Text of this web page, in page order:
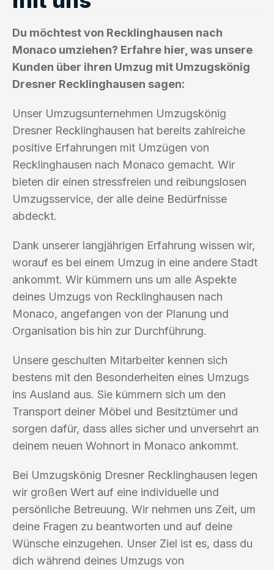
Du möchtest von Recklinghausen nach
Monaco umziehen? Erfahre hier, was unsere
Kunden über ihren Umzug mit Umzugskönig
Dresner Recklinghausen sagen:
Unser Umzugsunternehmen Umzugskönig
Dresner Recklinghausen hat bereits zahlreiche
positive Erfahrungen mit Umzügen von
Recklinghausen nach Monaco gemacht. Wir
bieten dir einen stressfreien und reibungslosen
Umzugsservice, der alle deine Bedürfnisse
abdeckt.
Dank unserer langjährigen Erfahrung wissen wir,
worauf es bei einem Umzug in eine andere Stadt
ankommt. Wir kümmern uns um alle Aspekte
deines Umzugs von Recklinghausen nach
Monaco, angefangen von der Planung und
Organisation bis hin zur Durchführung.
Unsere geschulten Mitarbeiter kennen sich
bestens mit den Besonderheiten eines Umzugs
ins Ausland aus. Sie kümmern sich um den
Transport deiner Möbel und Besitztümer und
sorgen dafür, dass alles sicher und unversehrt an
deinem neuen Wohnort in Monaco ankommt.
Bei Umzugskönig Dresner Recklinghausen legen
wir großen Wert auf eine individuelle und
persönliche Betreuung. Wir nehmen uns Zeit, um
deine Fragen zu beantworten und auf deine
Wünsche einzugehen. Unser Ziel ist es, dass du
dich während deines Umzugs von